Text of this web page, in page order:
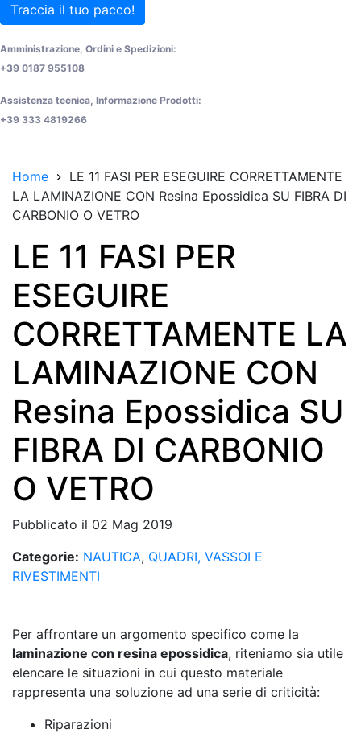
Traccia il tuo pacco!
Amministrazione, Ordini e Spedizioni:
+39 0187 955108
Assistenza tecnica, Informazione Prodotti:
+39 333 4819266
Home
LE 11 FASI PER ESEGUIRE CORRETTAMENTE
LA LAMINAZIONE CON Resina Epossidica SU FIBRA DI
CARBONIO O VETRO
LE 11 FASI PER
ESEGUIRE
CORRETTAMENTE LA
LAMINAZIONE CON
Resina Epossidica SU
FIBRA DI CARBONIO
O VETRO
Pubblicato il 02 Mag 2019
Categorie: NAUTICA, QUADRI, VASSOI E
RIVESTIMENTI
Per affrontare un argomento specifico come la
laminazione con resina epossidica, riteniamo sia utile
elencare le situazioni in cui questo materiale
rappresenta una soluzione ad una serie di criticità:
Riparazioni